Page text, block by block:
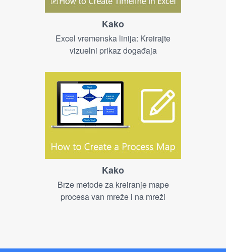
Kako
Excel vremenska linija: Kreirajte
vizuelni prikaz događaja
Kako
Brze metode za kreiranje mape
procesa van mreže i na mreži